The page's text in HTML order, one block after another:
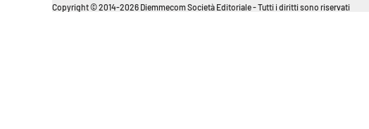
Copyright © 2014-2026 Diemmecom Società Editoriale - Tutti i diritti sono riservati